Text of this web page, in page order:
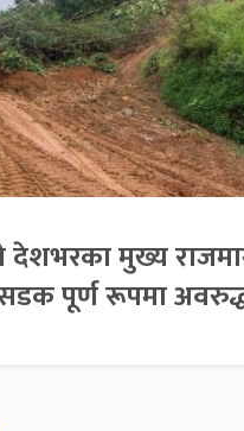
देशभरका मुख्य
सडक पूर्ण रूपमा